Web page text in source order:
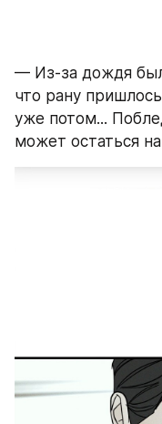
— Из-за дождя
что рану
уже потом...
может остаться